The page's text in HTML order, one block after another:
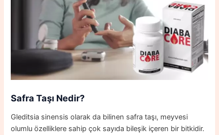
Safra Taşı Nedir?
Gleditsia sinensis olarak da bilinen safra taşı, meyvesi
olumlu özelliklere sahip çok sayıda bileşik içeren bir bitkidir.